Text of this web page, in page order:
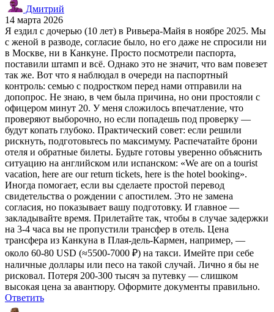
Дмитрий
14 марта 2026
Я ездил с дочерью (10 лет) в Ривьера-Майя в ноябре 2025. Мы
с женой в разводе, согласие было, но его даже не спросили ни
в Москве, ни в Канкуне. Просто посмотрели паспорта,
поставили штамп и всё. Однако это не значит, что вам повезет
так же. Вот что я наблюдал в очереди на паспортный
контроль: семью с подростком перед нами отправили на
допопрос. Не знаю, в чем была причина, но они простояли с
офицером минут 20. У меня сложилось впечатление, что
проверяют выборочно, но если попадешь под проверку —
будут копать глубоко. Практический совет: если решили
рискнуть, подготовьтесь по максимуму. Распечатайте брони
отеля и обратные билеты. Будьте готовы уверенно объяснить
ситуацию на английском или испанском: «We are on a tourist
vacation, here are our return tickets, here is the hotel booking».
Иногда помогает, если вы сделаете простой перевод
свидетельства о рождении с апостилем. Это не замена
согласия, но показывает вашу подготовку. И главное —
закладывайте время. Прилетайте так, чтобы в случае задержки
на 3-4 часа вы не пропустили трансфер в отель. Цена
трансфера из Канкуна в Плая-дель-Кармен, например, —
около 60-80 USD (≈5500-7000 ₽) на такси. Имейте при себе
наличные доллары или песо на такой случай. Лично я бы не
рисковал. Потеря 200-300 тысяч за путевку — слишком
высокая цена за авантюру. Оформите документы правильно.
Ответить